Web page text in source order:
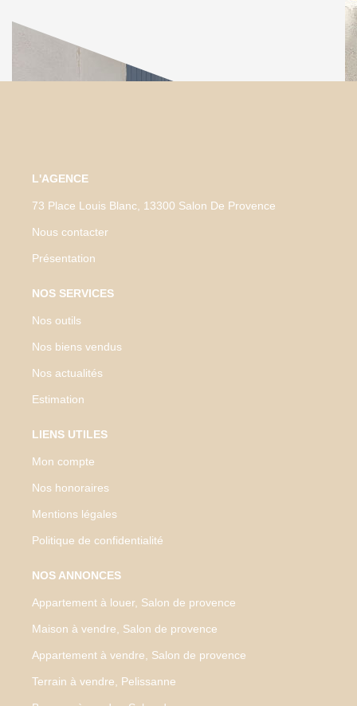
L'AGENCE
73 Place Louis Blanc, 13300 Salon De Provence
Nous contacter
Présentation
NOS SERVICES
Nos outils
Nos biens vendus
Nos actualités
Estimation
LIENS UTILES
Mon compte
Nos honoraires
Mentions légales
Politique de confidentialité
NOS ANNONCES
Appartement à louer, Salon de provence
Maison à vendre, Salon de provence
Appartement à vendre, Salon de provence
Terrain à vendre, Pelissanne